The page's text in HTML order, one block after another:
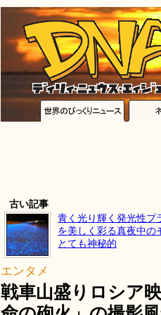
古い記事
青く光り輝く発光性プ
を美しく彩る真夜中の
とても神秘的
エンタメ
戦車山盛りロシア